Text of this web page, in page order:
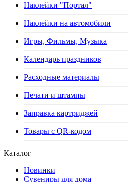
Наклейки "Портал"
Наклейки на автомобили
Игры, Фильмы, Музыка
Календарь праздников
Расходные материалы
Печати и штампы
Заправка картриджей
Товары с QR-кодом
Каталог
Новинки
Сувениры для дома